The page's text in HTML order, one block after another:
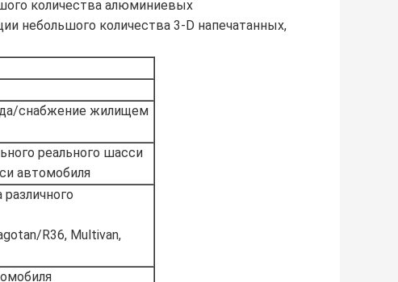
количества алюминиевых
небольшого количества 3-D напечатанных,
снабжение жилищем
реального шасси
автомобиля
R36, Multivan,